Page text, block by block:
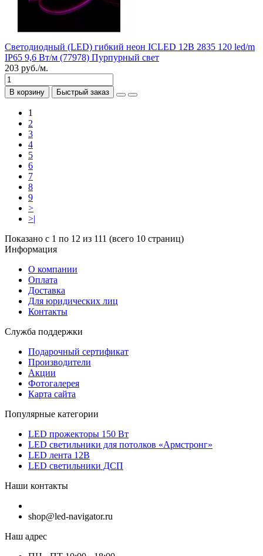
Светодиодный (LED) гибкий неон ICLED 12В 2835 120 led/m
IP65 9,6 Вт/м (77978) Пурпурный свет
203 руб./м.
В корзину Быстрый заказ
1
2
3
4
5
6
7
8
9
>
>|
Показано с 1 по 12 из 111 (всего 10 страниц)
Информация
О компании
Оплата
Доставка
Для юридических лиц
Контакты
Служба поддержки
Подарочный сертификат
Производители
Акции
Фотогалерея
Карта сайта
Популярные категории
LED прожекторы 150 Вт
LED светильники для потолков «Армстронг»
LED лента 12В
LED светильники ДСП
Наши контакты
shop@led-navigator.ru
Наш адрес